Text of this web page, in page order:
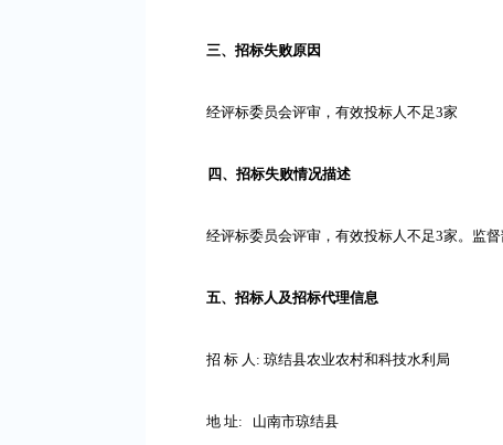
三、招标失败原因
经评标委员会评审，有效投标人不足3家
四、招标失败情况描述
经评标委员会评审，有效投标人不足3家。监
五、招标人及招标代理信息
招 标 人 : 琼结县农业农村和科技水利局
地 址: 山南市琼结县